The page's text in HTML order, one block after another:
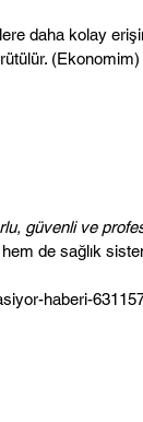
daha kolay
(Ekonomim)
güvenli ve
de sağlık
haberi-